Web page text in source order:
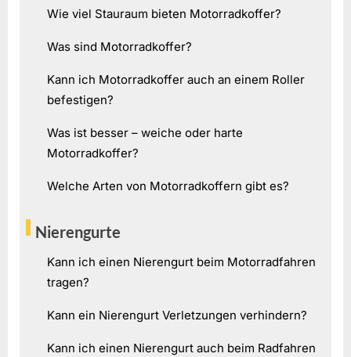
Wie viel Stauraum bieten Motorradkoffer?
Was sind Motorradkoffer?
Kann ich Motorradkoffer auch an einem Roller
befestigen?
Was ist besser – weiche oder harte
Motorradkoffer?
Welche Arten von Motorradkoffern gibt es?
Nierengurte
Kann ich einen Nierengurt beim Motorradfahren
tragen?
Kann ein Nierengurt Verletzungen verhindern?
Kann ich einen Nierengurt auch beim Radfahren